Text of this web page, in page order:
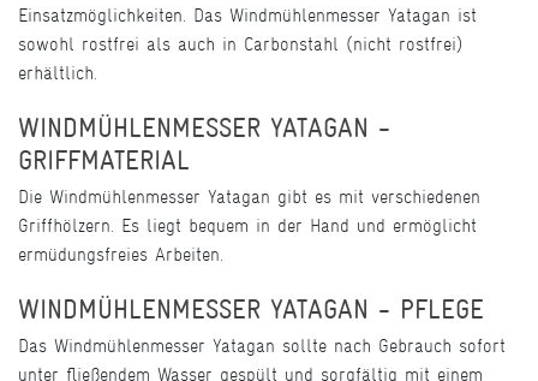
Einsatzmöglichkeiten. Das Windmühlenmesser Yatagan ist
sowohl rostfrei als auch in Carbonstahl (nicht rostfrei)
erhältlich.
WINDMÜHLENMESSER YATAGAN -
GRIFFMATERIAL
Die Windmühlenmesser Yatagan gibt es mit verschiedenen
Griffhölzern. Es liegt bequem in der Hand und ermöglicht
ermüdungsfreies Arbeiten.
WINDMÜHLENMESSER YATAGAN - PFLEGE
Das Windmühlenmesser Yatagan sollte nach Gebrauch sofort
unter fließendem Wasser gespült und sorgfältig mit einem